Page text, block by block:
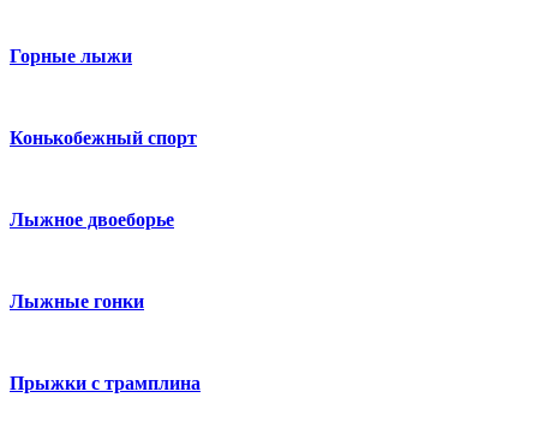
Горные лыжи
Конькобежный спорт
Лыжное двоеборье
Лыжные гонки
Прыжки с трамплина